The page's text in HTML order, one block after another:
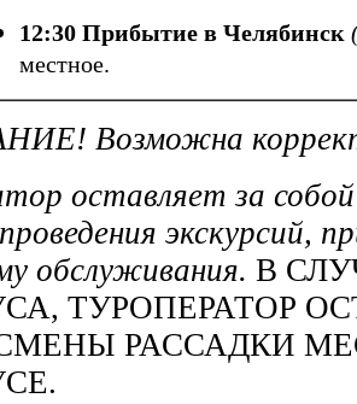
12:30 Прибытие в Челябинск
местное.
Возможна
оставляет за
экскурсий,
обслуживания. В
ТУРОПЕРАТОР
РАССАДКИ